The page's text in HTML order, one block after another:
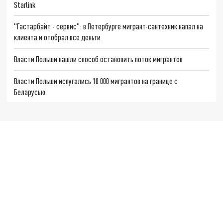
Starlink
"Гастарбайт - сервис": в Петербурге мигрант-сантехник напал на
клиента и отобрал все деньги
Власти Польши нашли способ остановить поток мигрантов
Власти Польши испугались 10 000 мигрантов на границе с
Беларусью